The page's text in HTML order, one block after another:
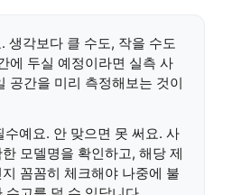
생각보다 클 수도, 작을 수도
에 두실 예정이라면 실측 사
공간을 미리 측정해보는 것이
예요. 안 맞으면 못 써요. 사
모델명을 확인하고, 해당 제
꼼꼼히 체크해야 나중에 불